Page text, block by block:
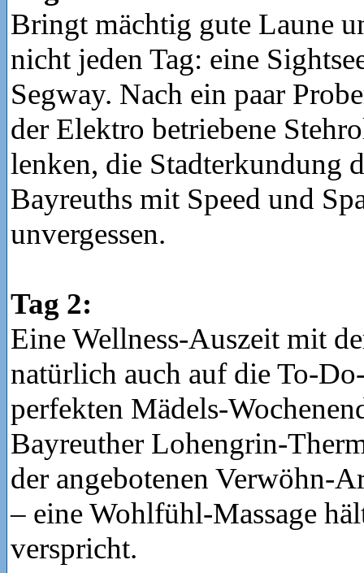
Bringt mächtig gute Laune
nicht jeden Tag: eine
Segway. Nach ein paar
der Elektro betriebene
lenken, die Stadterkundung
Bayreuths mit Speed und
unvergessen.
Tag 2:
Eine Wellness-Auszeit mit
natürlich auch auf die To-
perfekten Mädels-
Bayreuther Lohengrin-
der angebotenen Verwöhn-
– eine Wohlfühl-Massage
verspricht.